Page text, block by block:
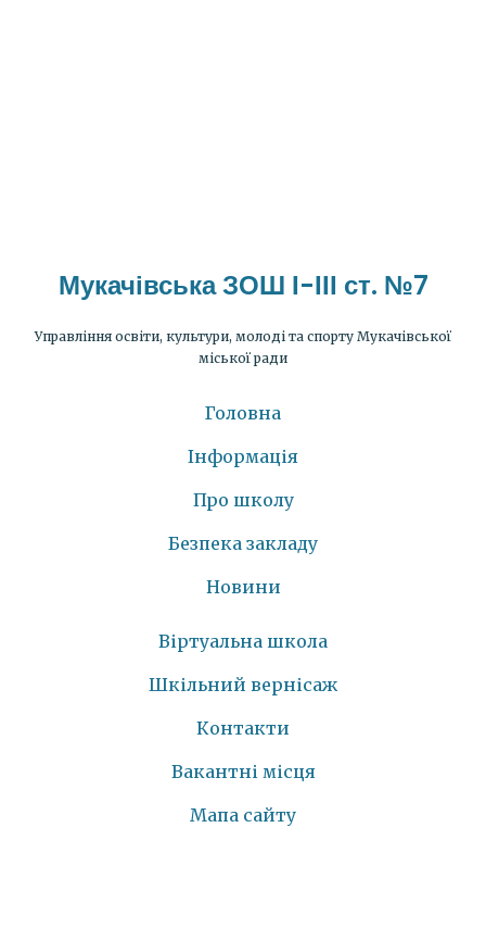
Мукачівська ЗОШ І-ІІІ ст. №7
Управління освіти, культури, молоді та спорту Мукачівської
міської ради
Головна
Інформація
Про школу
Безпека закладу
Новини
Віртуальна школа
Шкільний вернісаж
Контакти
Вакантні місця
Мапа сайту